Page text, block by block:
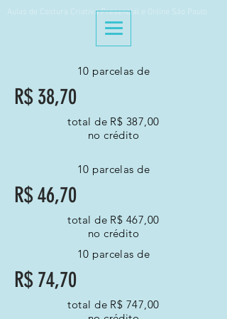
Aulas de Costura Criativa Presencial e Online São Paulo
10 parcelas de
R$ 38,70
total de R$ 387,00
no crédito
10 parcelas de
R$ 46,70
total de R$ 467,00
no crédito
10 parcelas de
R$ 74,70
total de R$ 747,00